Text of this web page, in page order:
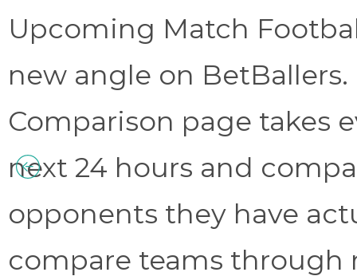
Upcoming Match
new angle on
Comparison page takes
next 24 hours and
opponents they have
compare teams through